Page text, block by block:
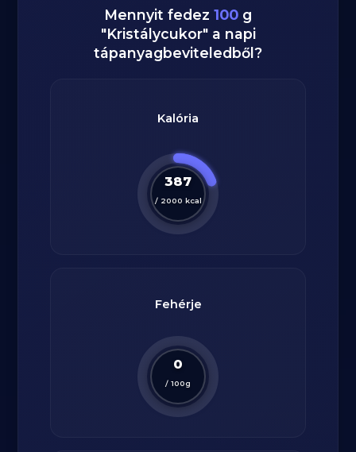
Mennyit fedez 100 g
"Kristálycukor" a napi
tápanyagbeviteledből?
Kalória
387
/ 2000 kcal
Fehérje
0
/ 100g